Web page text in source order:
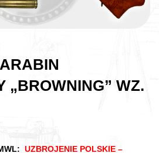
„BROWNING” WZ.
UZBROJENIE POLSKIE –